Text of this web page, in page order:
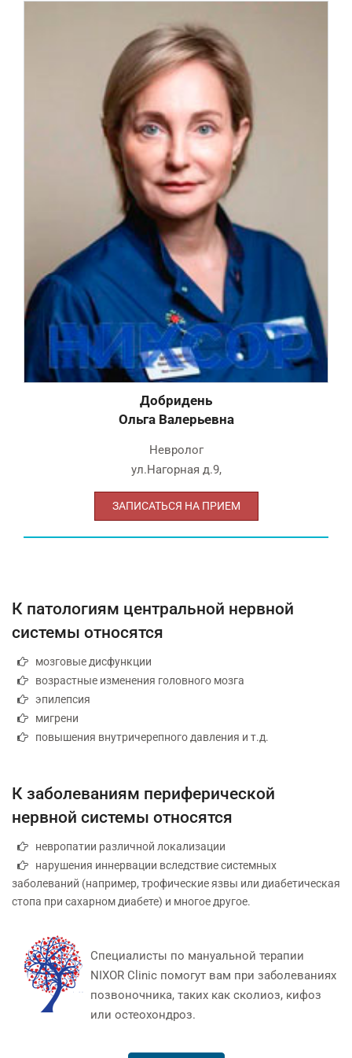
Добридень
Ольга Валерьевна
Невролог
ул.Нагорная д.9,
ЗАПИСАТЬСЯ НА ПРИЕМ
К патологиям центральной нервной
системы относятся
мозговые дисфункции
возрастные изменения головного мозга
эпилепсия
мигрени
повышения внутричерепного давления и т.д.
К заболеваниям периферической
нервной системы относятся
невропатии различной локализации
нарушения иннервации вследствие системных
заболеваний (например, трофические язвы или диабетическая
стопа при сахарном диабете) и многое другое.
Специалисты по мануальной терапии
NIXOR Clinic помогут вам при заболеваниях
позвоночника, таких как сколиоз, кифоз
или остеохондроз.